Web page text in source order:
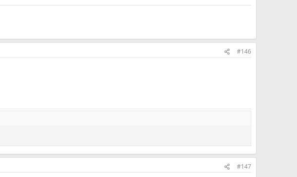
#146
#147